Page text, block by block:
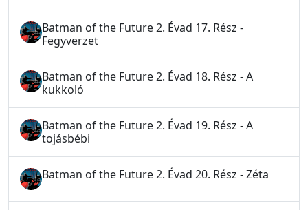
Batman of the Future 2. Évad 17. Rész -
Fegyverzet
Batman of the Future 2. Évad 18. Rész - A
kukkoló
Batman of the Future 2. Évad 19. Rész - A
tojásbébi
Batman of the Future 2. Évad 20. Rész - Zéta